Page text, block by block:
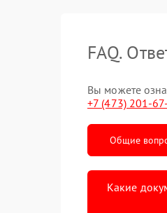
FAQ.
Вы можете
+7 (473) 201-
Общие
Какие